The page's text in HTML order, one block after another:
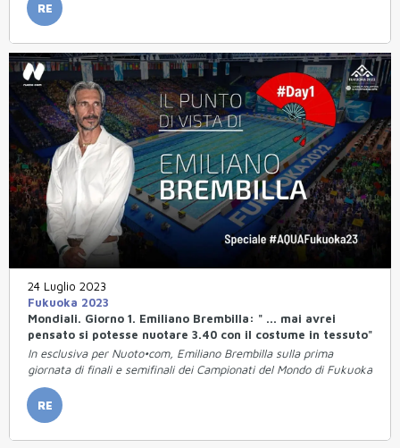
RE
24 Luglio 2023
Fukuoka 2023
Mondiali. Giorno 1. Emiliano Brembilla: " ... mai avrei
pensato si potesse nuotare 3.40 con il costume in tessuto"
In esclusiva per Nuoto•com, Emiliano Brembilla sulla prima
giornata di finali e semifinali dei Campionati del Mondo di Fukuoka
RE